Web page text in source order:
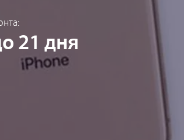
21 дня